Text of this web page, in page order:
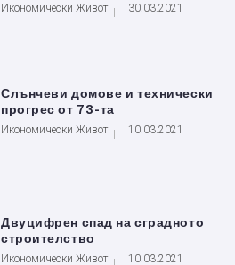
Икономически Живот 30.03.2021
Слънчеви домове и технически
прогрес от 73-та
Икономически Живот 10.03.2021
Двуцифрен спад на сградното
строителство
Икономически Живот 10.03.2021